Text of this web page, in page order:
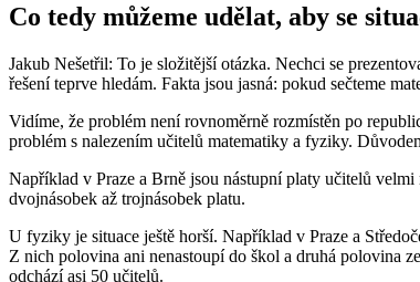
Co tedy můžeme udělat, aby se
Jakub Nešetřil: To je složitější otázka. Nechci se
řešení teprve hledám. Fakta jsou jasná: pokud sečteme
Vidíme, že problém není rovnoměrně rozmístěn po
problém s nalezením učitelů matematiky a fyziky.
Například v Praze a Brně jsou nástupní platy učitelů
dvojnásobek až trojnásobek platu.
U fyziky je situace ještě horší. Například v Praze a
Z nich polovina ani nenastoupí do škol a druhá polovina
odchází asi 50 učitelů.